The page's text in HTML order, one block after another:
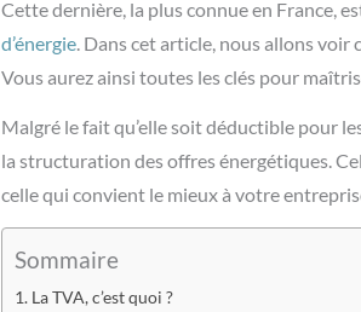
Cette dernière, la plus connue en France,
d’énergie. Dans cet article, nous allons voir
Vous aurez ainsi toutes les clés pour
Malgré le fait qu’elle soit déductible pour
la structuration des offres énergétiques.
celle qui convient le mieux à votre
Sommaire
La TVA, c’est quoi ?